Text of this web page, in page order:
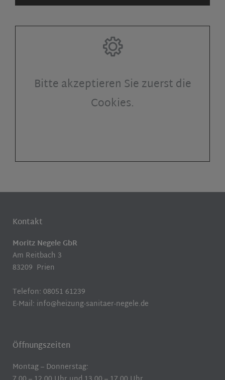
Bitte akzeptieren Sie zuerst die
Cookies.
Kontakt
Moritz Negele GbR
Am Reitbach 3
83209 Prien
Telefon: 08051 61239
E-Mail: info@heizung-sanitaer-negele.de
Öffnungszeiten
Montag – Donnerstag: